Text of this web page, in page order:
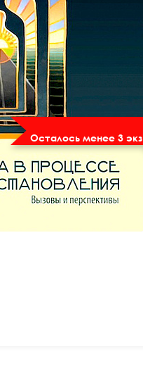
Осталось менее 3